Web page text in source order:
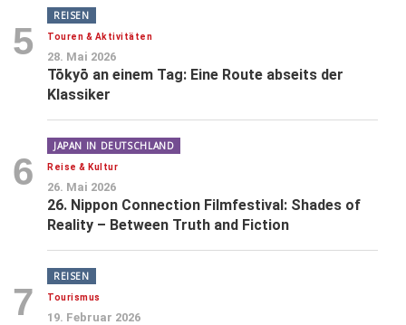
5
REISEN
Touren & Aktivitäten
28. Mai 2026
Tōkyō an einem Tag: Eine Route abseits der
Klassiker
6
JAPAN IN DEUTSCHLAND
Reise & Kultur
26. Mai 2026
26. Nippon Connection Filmfestival: Shades of
Reality – Between Truth and Fiction
7
REISEN
Tourismus
19. Februar 2026